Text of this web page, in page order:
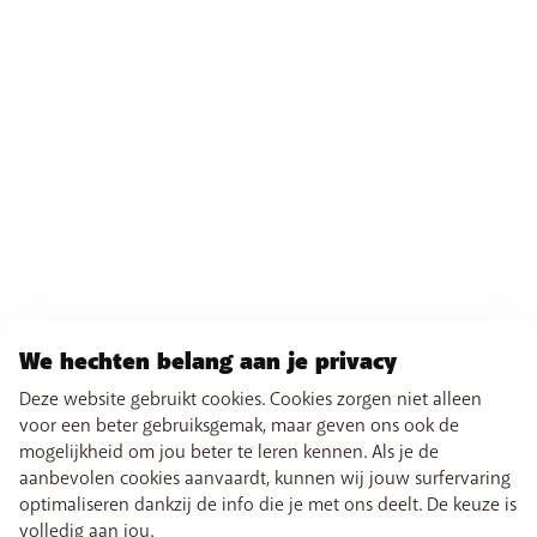
We hechten belang aan je privacy
Deze website gebruikt cookies. Cookies zorgen niet alleen
voor een beter gebruiksgemak, maar geven ons ook de
mogelijkheid om jou beter te leren kennen. Als je de
aanbevolen cookies aanvaardt, kunnen wij jouw surfervaring
optimaliseren dankzij de info die je met ons deelt. De keuze is
volledig aan jou.